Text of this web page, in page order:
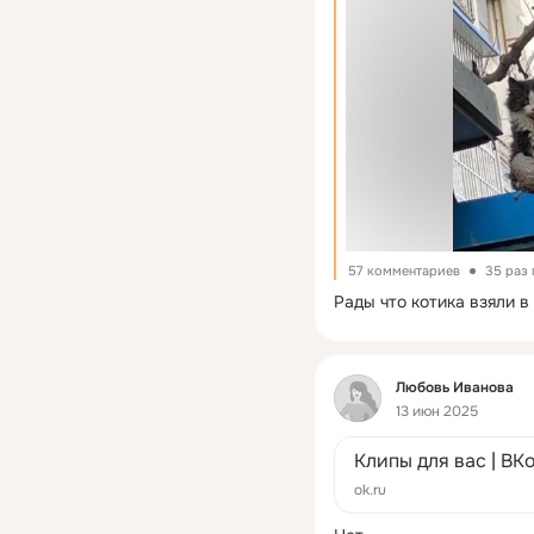
57 комментариев 35 раз
Рады что котика взяли
Фид
Любовь Иванова
13 июн 2025
Клипы для вас |
ok.ru